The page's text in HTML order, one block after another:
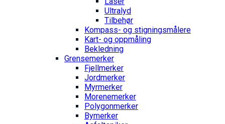
Ultralyd
Tilbehør
Kompass- og stigningsmålere
Kart- og oppmåling
Bekledning
Grense­merker
Fjellmerker
Jordmerker
Myrmerker
Morenemerker
Polygonmerker
Bymerker